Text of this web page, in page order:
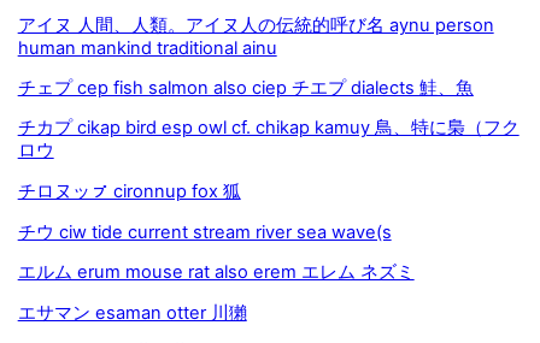
アイヌ 人間、人類。アイヌ人の伝統的呼び名 aynu person
human mankind traditional ainu
チェプ cep fish salmon also ciep チエプ dialects 鮭、魚
チカプ cikap bird esp owl cf. chikap kamuy 鳥、特に梟（フク
ロウ
チロヌッㇷ゚ cironnup fox 狐
チウ ciw tide current stream river sea wave(s
エルム erum mouse rat also erem エレム ネズミ
エサマン esaman otter 川獺